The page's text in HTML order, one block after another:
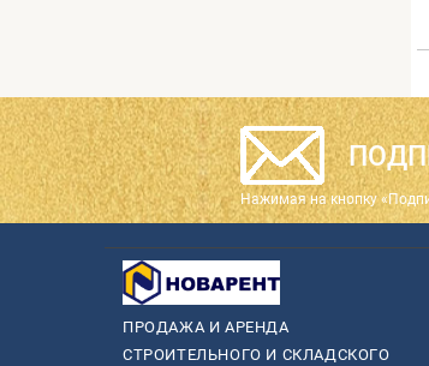
Нажимая на кнопку
ПРОДАЖА И АРЕНДА
СТРОИТЕЛЬНОГО И СКЛАДСКОГО